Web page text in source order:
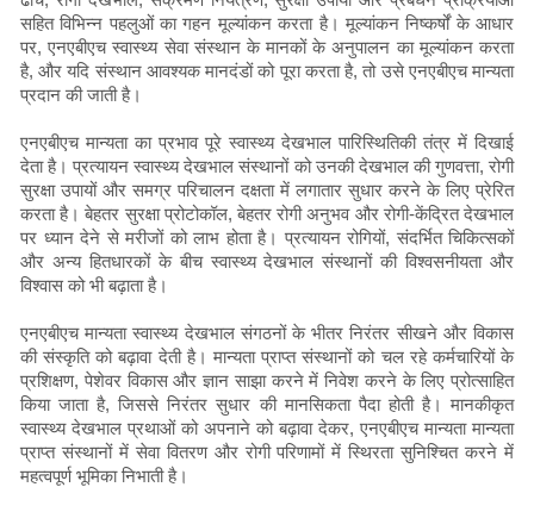
सहित विभिन्न पहलुओं का गहन मूल्यांकन करता है। मूल्यांकन निष्कर्षों के आधार
पर, एनएबीएच स्वास्थ्य सेवा संस्थान के मानकों के अनुपालन का मूल्यांकन करता
है, और यदि संस्थान आवश्यक मानदंडों को पूरा करता है, तो उसे एनएबीएच मान्यता
प्रदान की जाती है।
एनएबीएच मान्यता का प्रभाव पूरे स्वास्थ्य देखभाल पारिस्थितिकी तंत्र में दिखाई
देता है। प्रत्यायन स्वास्थ्य देखभाल संस्थानों को उनकी देखभाल की गुणवत्ता, रोगी
सुरक्षा उपायों और समग्र परिचालन दक्षता में लगातार सुधार करने के लिए प्रेरित
करता है। बेहतर सुरक्षा प्रोटोकॉल, बेहतर रोगी अनुभव और रोगी-केंद्रित देखभाल
पर ध्यान देने से मरीजों को लाभ होता है। प्रत्यायन रोगियों, संदर्भित चिकित्सकों
और अन्य हितधारकों के बीच स्वास्थ्य देखभाल संस्थानों की विश्वसनीयता और
विश्वास को भी बढ़ाता है।
एनएबीएच मान्यता स्वास्थ्य देखभाल संगठनों के भीतर निरंतर सीखने और विकास
की संस्कृति को बढ़ावा देती है। मान्यता प्राप्त संस्थानों को चल रहे कर्मचारियों के
प्रशिक्षण, पेशेवर विकास और ज्ञान साझा करने में निवेश करने के लिए प्रोत्साहित
किया जाता है, जिससे निरंतर सुधार की मानसिकता पैदा होती है। मानकीकृत
स्वास्थ्य देखभाल प्रथाओं को अपनाने को बढ़ावा देकर, एनएबीएच मान्यता मान्यता
प्राप्त संस्थानों में सेवा वितरण और रोगी परिणामों में स्थिरता सुनिश्चित करने में
महत्वपूर्ण भूमिका निभाती है।